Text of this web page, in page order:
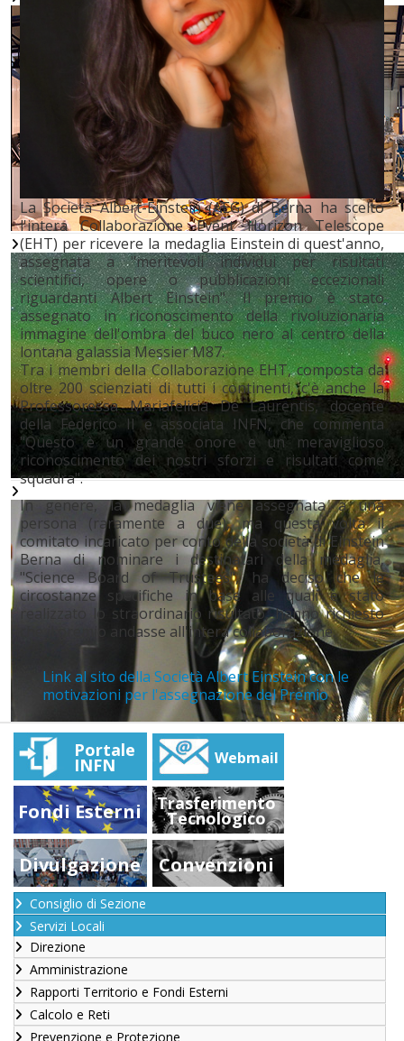
La Società Albert-Einstein (AEG) di Berna ha scelto
l'intera Collaborazione Event Horizon Telescope
(EHT) per ricevere la medaglia Einstein di quest'anno,
assegnata a "meritevoli individui per risultati
scientifici, opere o pubblicazioni eccezionali
riguardanti Albert Einstein". Il premio è stato
assegnatoin riconoscimento della rivoluzionaria
immagine dell'ombra del buco nero al centro della
lontana galassia Messier M87.
Tra i membri della Collaborazione EHT,composta da
oltre 200 scienziati di tutti i continenti,c'è anche la
Professoressa Mariafelicia De Laurentis, docente
della Federico II e associata INFN, che commenta
"Questo è un grande onore e un meraviglioso
riconoscimento dei nostri sforzi e risultati come
squadra".
In genere, lamedaglia viene assegnata a una
persona (raramente a due), ma questa volta il
comitato incaricato per conto della società di Einstein
Berna di nominare i destinatari della medaglia,
"Science Board of Trustees", ha deciso che le
circostanze specifiche in base alle quali è stato
realizzato lo straordinario risultato, hanno richiesto
che il premio andasse all'intera collaborazione.
Link al sito della Società Albert Einstein con le
motivazioni per l'assegnazione del Premio
Portale
INFN Webmail
Fondi Esterni Trasferimento
Tecnologico
Divulgazione Convenzioni
Consiglio di Sezione
Servizi Locali
Direzione
Amministrazione
Rapporti Territorio e Fondi Esterni
Calcolo e Reti
Prevenzione e Protezione